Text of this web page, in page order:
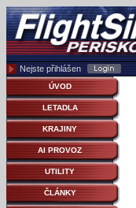
Nejste přihlášen
ÚVOD
LETADLA
KRAJINY
AI PROVOZ
UTILITY
ČLÁNKY